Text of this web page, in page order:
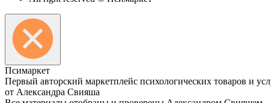
Псимаркет
Первый авторский маркетплейс психологических товаров и
от Александра Свияша